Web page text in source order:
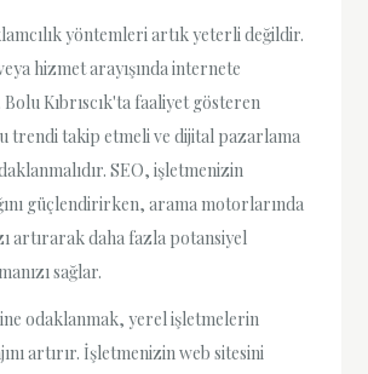
yöntemleri artık yeterli değildir.
hizmet arayışında internete
Kıbrıscık'ta faaliyet gösteren
trendi takip etmeli ve dijital pazarlama
SEO, işletmenizin
güçlendirirken, arama motorlarında
artırarak daha fazla potansiyel
sağlar.
odaklanmak, yerel işletmelerin
artırır. İşletmenizin web sitesini